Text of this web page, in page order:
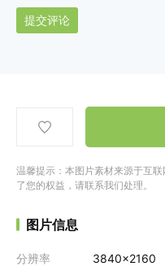
提交评论
温馨提示：本图片素材来源于互
了您的权益，请联系我们处理。
图片信息
分辨率
3840x2160